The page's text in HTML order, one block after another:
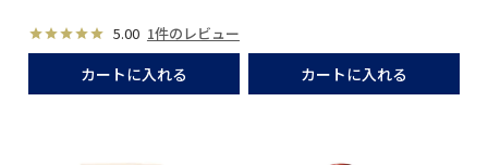
5.00 1件のレビュー
カートに入れる カートに入れる